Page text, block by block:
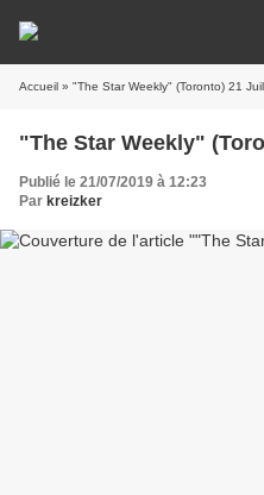
Accueil » "The Star Weekly" (Toronto) 21
"The Star Weekly"
Publié le 21/07/2019 à 12:23
Par kreizker